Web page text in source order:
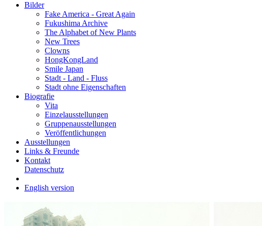
Bilder
Fake America - Great Again
Fukushima Archive
The Alphabet of New Plants
New Trees
Clowns
HongKongLand
Smile Japan
Stadt - Land - Fluss
Stadt ohne Eigenschaften
Biografie
Vita
Einzelausstellungen
Gruppenausstellungen
Veröffentlichungen
Ausstellungen
Links & Freunde
Kontakt
Datenschutz
English version